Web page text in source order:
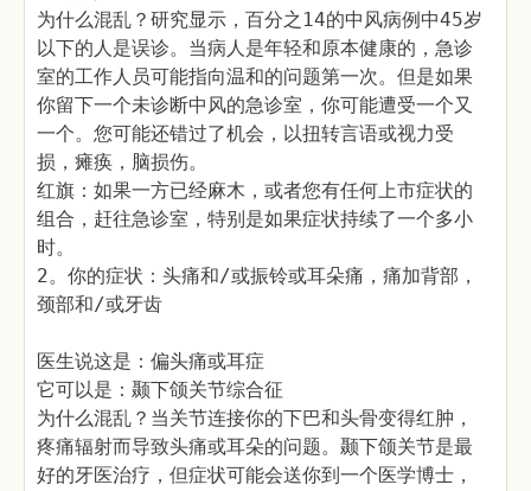
为什么混乱？研究显示，百分之14的中风病例中45岁
以下的人是误诊。当病人是年轻和原本健康的，急诊
室的工作人员可能指向温和的问题第一次。但是如果
你留下一个未诊断中风的急诊室，你可能遭受一个又
一个。您可能还错过了机会，以扭转言语或视力受
损，瘫痪，脑损伤。
红旗：如果一方已经麻木，或者您有任何上市症状的
组合，赶往急诊室，特别是如果症状持续了一个多小
时。
2。你的症状：头痛和/或振铃或耳朵痛，痛加背部，
颈部和/或牙齿
医生说这是：偏头痛或耳症
它可以是：颞下颌关节综合征
为什么混乱？当关节连接你的下巴和头骨变得红肿，
疼痛辐射而导致头痛或耳朵的问题。颞下颌关节是最
好的牙医治疗，但症状可能会送你到一个医学博士，